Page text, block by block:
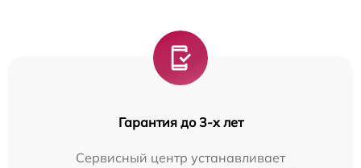
Гарантия до 3-х лет
Сервисный центр устанавливает